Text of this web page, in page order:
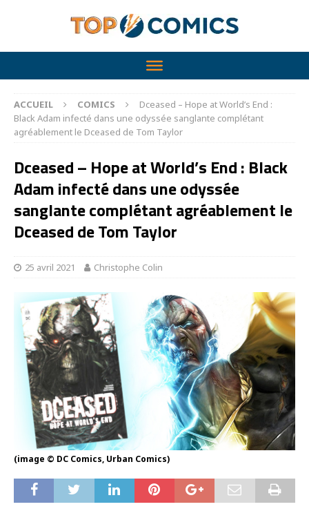
ACCUEIL COMICS
Dceased – Hope at World’s End :
Black Adam infecté dans une odyssée sanglante complétant
agréablement le Dceased de Tom Taylor
Dceased – Hope at World’s End : Black
Adam infecté dans une odyssée
sanglante complétant agréablement le
Dceased de Tom Taylor
25 avril 2021 Christophe Colin
(image © DC Comics, Urban Comics)